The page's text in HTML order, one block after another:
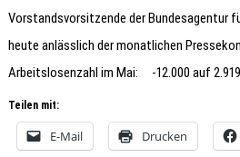
Vorstandsvorsitzende der Bundesagentur
heute anlässlich der monatlichen
Arbeitslosenzahl im Mai: -12.000 auf
Teilen mit:
E-Mail Drucken